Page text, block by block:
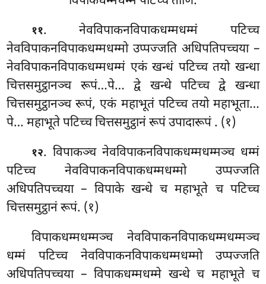
११. नेवविपाकनविपाकधम्मधम्मं पटिच्च
नेवविपाकनविपाकधम्मधम्मो उप्पज्जति अधिपतिपच्चया –
नेवविपाकनविपाकधम्मधम्मं एकं खन्धं पटिच्च तयो खन्धा
चित्तसमुट्ठानञ्च रूपं…पे… द्वे खन्धे पटिच्च द्वे खन्धा
चित्तसमुट्ठानञ्च रूपं, एकं महाभूतं पटिच्च तयो महाभूता…
पे… महाभूते पटिच्च चित्तसमुट्ठानं रूपं उपादारूपं. (१)
१२. विपाकञ्च नेवविपाकनविपाकधम्मधम्मञ्च धम्मं
पटिच्च नेवविपाकनविपाकधम्मधम्मो उप्पज्जति
अधिपतिपच्चया – विपाके खन्धे च महाभूते च पटिच्च
चित्तसमुट्ठानं रूपं. (१)
विपाकधम्मधम्मञ्च नेवविपाकनविपाकधम्मधम्मञ्च
धम्मं पटिच्च नेवविपाकनविपाकधम्मधम्मो उप्पज्जति
अधिपतिपच्चया – विपाकधम्मधम्मे खन्धे च महाभूते च